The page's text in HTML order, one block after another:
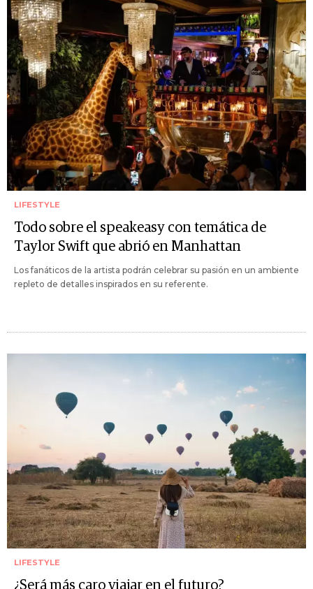
LIFESTYLE
Todo sobre el speakeasy con temática de
Taylor Swift que abrió en Manhattan
Los fanáticos de la artista podrán celebrar su pasión en un ambiente
repleto de detalles inspirados en su referente.
LIFESTYLE
¿Será más caro viajar en el futuro?